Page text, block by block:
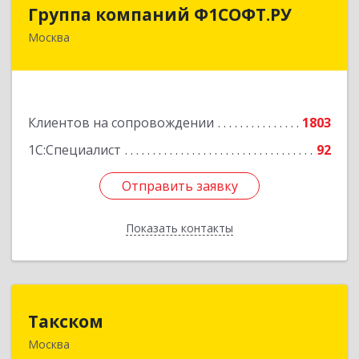
Группа компаний Ф1СОФТ.РУ
Москва
Клиентов на сопровождении
1803
1С:Специалист
92
Отправить заявку
Показать контакты
101000, Москва г, Лубянский проезд, дом №
Отправить заявку
Назад
Такском
Москва119034, Москва г, Барыковский пер, дом №